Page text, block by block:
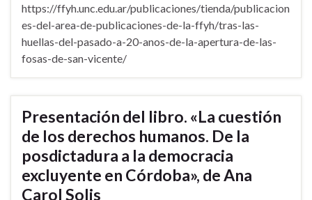
https://ffyh.unc.edu.ar/publicaciones/tienda/publicacion
es-del-area-de-publicaciones-de-la-ffyh/tras-las-
huellas-del-pasado-a-20-anos-de-la-apertura-de-las-
fosas-de-san-vicente/
Presentación del libro. «La cuestión
de los derechos humanos. De la
posdictadura a la democracia
excluyente en Córdoba», de Ana
Carol Solis